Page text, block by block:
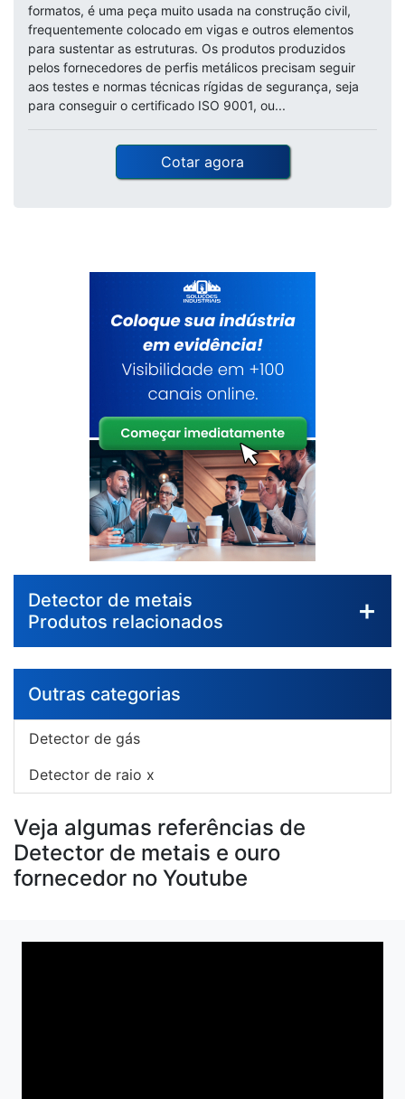
formatos, é uma peça muito usada na construção civil,
frequentemente colocado em vigas e outros elementos
para sustentar as estruturas. Os produtos produzidos
pelos fornecedores de perfis metálicos precisam seguir
aos testes e normas técnicas rígidas de segurança, seja
para conseguir o certificado ISO 9001, ou...
Cotar agora
Detector de metais
Produtos relacionados
Outras categorias
Detector de gás
Detector de raio x
Veja algumas referências de
Detector de metais e ouro
fornecedor no Youtube